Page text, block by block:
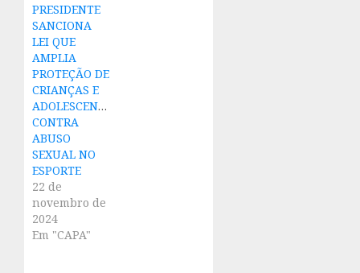
PRESIDENTE
SANCIONA
LEI QUE
AMPLIA
PROTEÇÃO DE
CRIANÇAS E
ADOLESCENTES
CONTRA
ABUSO
SEXUAL NO
ESPORTE
22 de
novembro de
2024
Em "CAPA"